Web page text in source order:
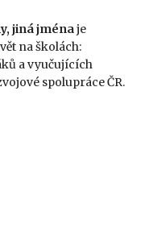
jiná jménaje
na školách:
a vyučujících
spolupráce ČR.